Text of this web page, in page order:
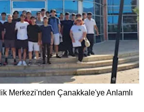
Merkezi'nden Çanakkale'ye Anlamlı